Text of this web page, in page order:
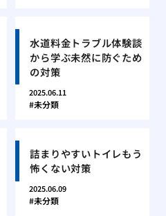
水道料金トラブル体験談
から学ぶ未然に防ぐため
の対策
2025.06.11
未分類
詰まりやすいトイレもう
怖くない対策
2025.06.09
未分類